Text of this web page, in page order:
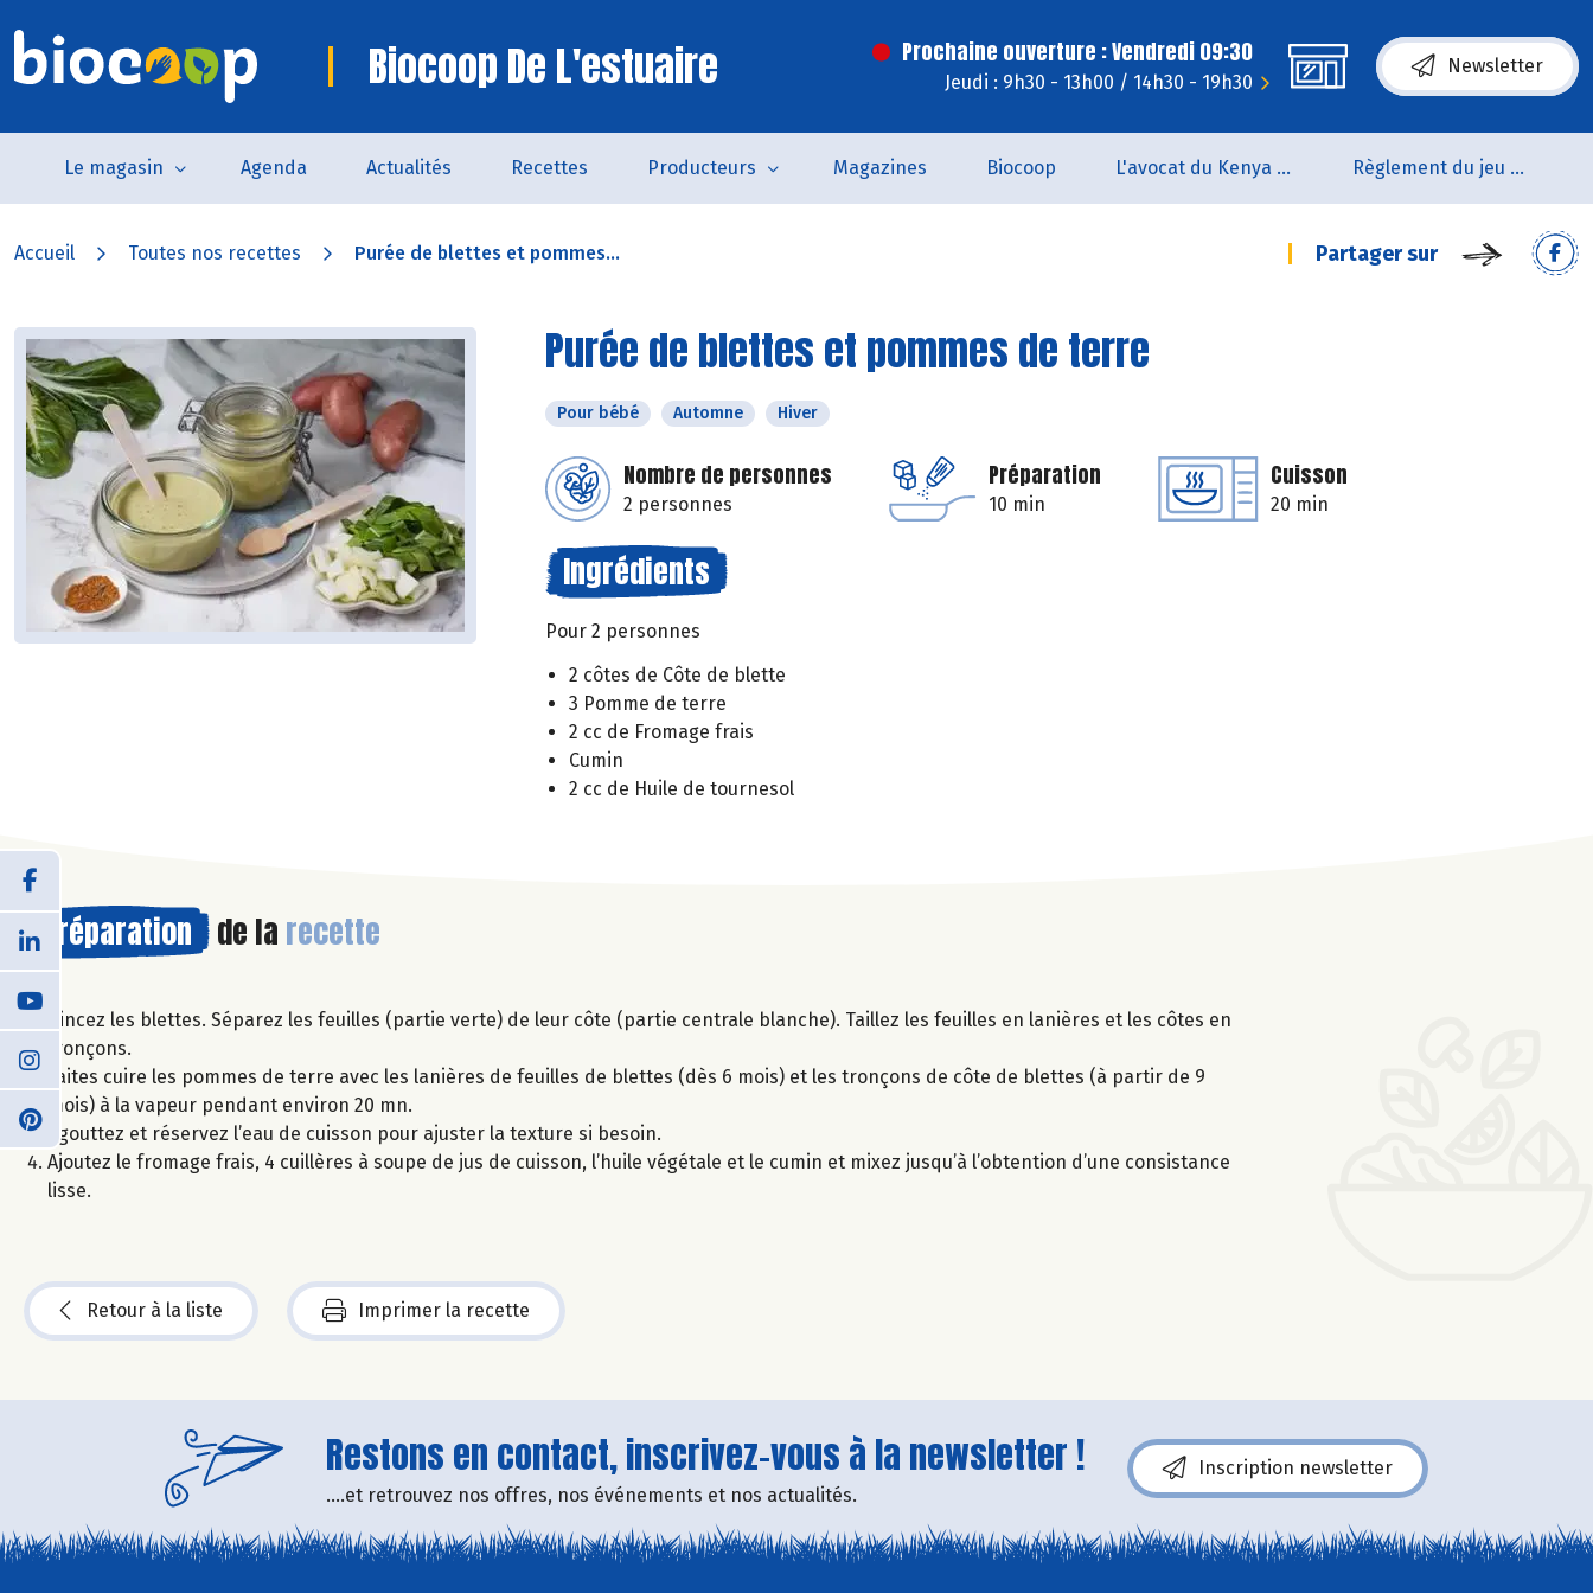
Biocoop De L'estuaire Prochaine ouverture : Vendredi 09:30
Jeudi : 9h30 - 13h00 / 14h30 - 19h30
Newsletter
Le magasin Agenda Actualités Recettes Producteurs Magazines Biocoop L'avocat du Kenya arrive en rayon !! Règlement du jeu concours Anniversaire BIOCOOP de L’estuaire
Accueil Toutes nos recettes Purée de blettes et pommes... Partager sur
Purée de blettes et pommes de terre
Pour bébé Automne Hiver
Nombre de personnes
2 personnes
Préparation
10 min
Cuisson
20 min
Ingrédients
Pour 2 personnes
2 côtes de Côte de blette
3 Pomme de terre
2 cc de Fromage frais
Cumin
2 cc de Huile de tournesol
Préparation de la recette
Rincez les blettes. Séparez les feuilles (partie verte) de leur côte (partie centrale blanche). Taillez les feuilles en lanières et les côtes en
tronçons.
Faites cuire les pommes de terre avec les lanières de feuilles de blettes (dès 6 mois) et les tronçons de côte de blettes (à partir de 9
mois) à la vapeur pendant environ 20 mn.
Egouttez et réservez l’eau de cuisson pour ajuster la texture si besoin.
Ajoutez le fromage frais, 4 cuillères à soupe de jus de cuisson, l’huile végétale et le cumin et mixez jusqu’à l’obtention d’une consistance
lisse.
Retour à la liste Imprimer la recette
Restons en contact, inscrivez-vous à la newsletter !
....et retrouvez nos offres, nos événements et nos actualités.
Inscription newsletter